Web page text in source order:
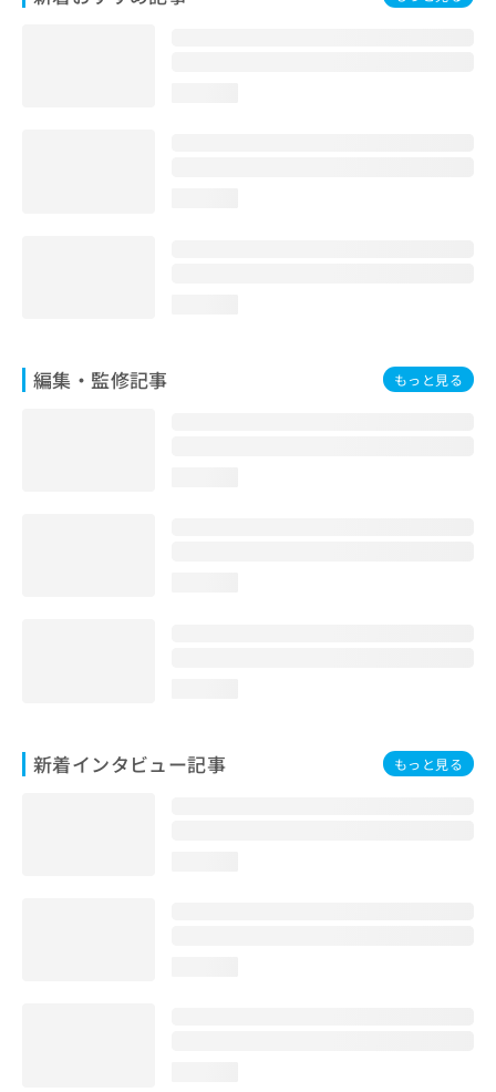
編集・監修記事 もっと見る
新着インタビュー記事 もっと見る